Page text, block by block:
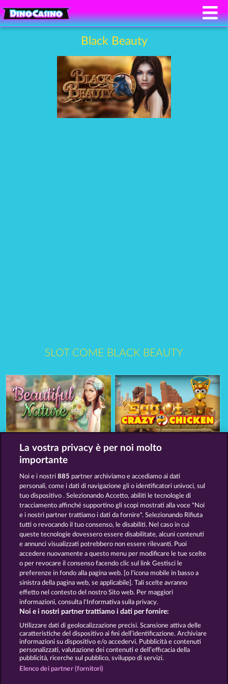
Black Beauty
SLOT COME BLACK BEAUTY
King of the Jungle Majestic King
Termini e condizioni
Informativa sulla privacy Note legali
Società FAQ Facebook
Invia richiesta di recesso
La vostra privacy è per noi molto
importante
Noi e i nostri885 partner archiviamo e accediamo ai dati
personali, come i dati di navigazione gli o identificatori univoci, sul
tuo dispositivo . Selezionando Accetto, abiliti le tecnologie di
tracciamento affinché supportino gli scopi mostrati alla voce "Noi
e i nostri partner trattiamo i dati da fornire". Selezionando Rifiuta
tutti o revocando il tuo consenso, le disabiliti. Nel caso in cui
queste tecnologie dovessero essere disabilitate, alcuni contenuti
e annunci visualizzati potrebbero non essere rilevanti. Puoi
accedere nuovamente a questo menu per modificare le tue scelte
o per revocare il consenso facendo clic sul link Gestisci le
preferenze in fondo alla pagina web. [o l'icona mobile in basso a
sinistra della pagina web, se applicabile]. Tali scelte avranno
effetto nel contesto del nostro Sito web. Per maggiori
informazioni, consulta l'Informativa sulla privacy.
Noi e i nostri partner trattiamo i dati per fornire:
Utilizzare dati di geolocalizzazione precisi. Scansione attiva delle
caratteristiche del dispositivo ai fini dell’identificazione. Archiviare
informazioni su dispositivo e/o accedervi. Pubblicità e contenuti
personalizzati, valutazione dei contenuti e dell’efficacia della
pubblicità, ricerche sul pubblico, sviluppo di servizi.
Elenco dei partner (fornitori)